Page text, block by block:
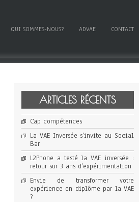
QUI SOMMES-NOUS? ADVAE CONTACT
ARTICLES RÉCENTS
Cap compétences
La VAE Inversée s’invite au Social
Bar
L2Phone a testé la VAE inversée :
retour sur 3 ans d’expérimentation
Envie de transformer votre
expérience en diplôme par la VAE
?